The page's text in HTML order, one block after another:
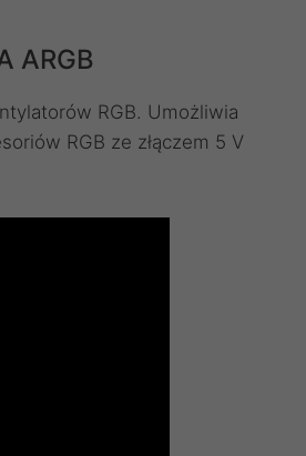
ARGB
RGB. Umożliwia
RGB ze złączem 5 V